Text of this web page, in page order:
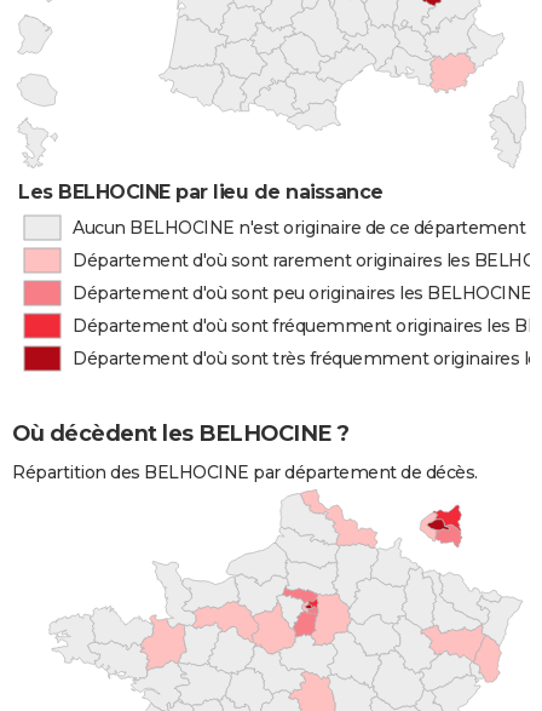
Les BELHOCINE par lieu de naissance
Aucun BELHOCINE n'est originaire de ce département
Département d'où sont rarement originaires les
Département d'où sont peu originaires les BELHOCINE
Département d'où sont fréquemment originaires les
Département d'où sont très fréquemment originaires
Où décèdent les BELHOCINE ?
Répartition des BELHOCINE par département de décès.